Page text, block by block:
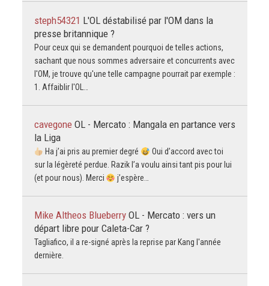
steph54321 L'OL déstabilisé par l'OM dans la
presse britannique ?
Pour ceux qui se demandent pourquoi de telles actions,
sachant que nous sommes adversaire et concurrents avec
l'OM, je trouve qu'une telle campagne pourrait par exemple :
1. Affaiblir l'OL…
cavegone OL - Mercato : Mangala en partance vers
la Liga
Ha j’ai pris au premier degré
Oui d’accord avec toi
sur la légèreté perdue. Razik l’a voulu ainsi tant pis pour lui
(et pour nous). Merci
j’espère…
Mike Altheos Blueberry OL - Mercato : vers un
départ libre pour Caleta-Car ?
Tagliafico, il a re-signé après la reprise par Kang l'année
dernière.